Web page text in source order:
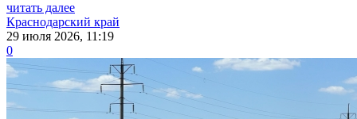
читать далее
Краснодарский край
29 июля 2026, 11:19
0